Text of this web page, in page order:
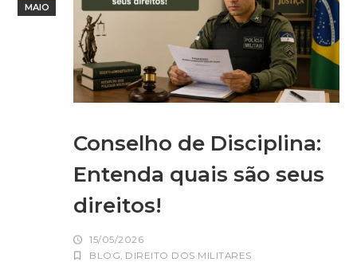
MAIO
Conselho de Disciplina:
Entenda quais são seus
direitos!
15/05/2026
BLOG DIREITO DOS MILITARES